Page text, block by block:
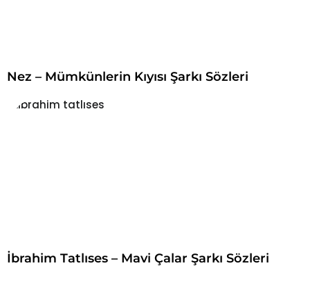
Nez – Mümkünlerin Kıyısı Şarkı Sözleri
İbrahim Tatlıses – Mavi Çalar Şarkı Sözleri